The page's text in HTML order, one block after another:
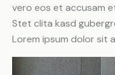
vero eos et accusam
Stet clita kasd
Lorem ipsum dolor sit